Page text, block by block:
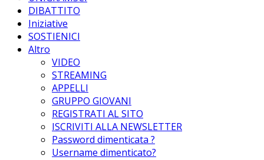
DIBATTITO
Iniziative
SOSTIENICI
Altro
VIDEO
STREAMING
APPELLI
GRUPPO GIOVANI
REGISTRATI AL SITO
ISCRIVITI ALLA NEWSLETTER
Password dimenticata ?
Username dimenticato?